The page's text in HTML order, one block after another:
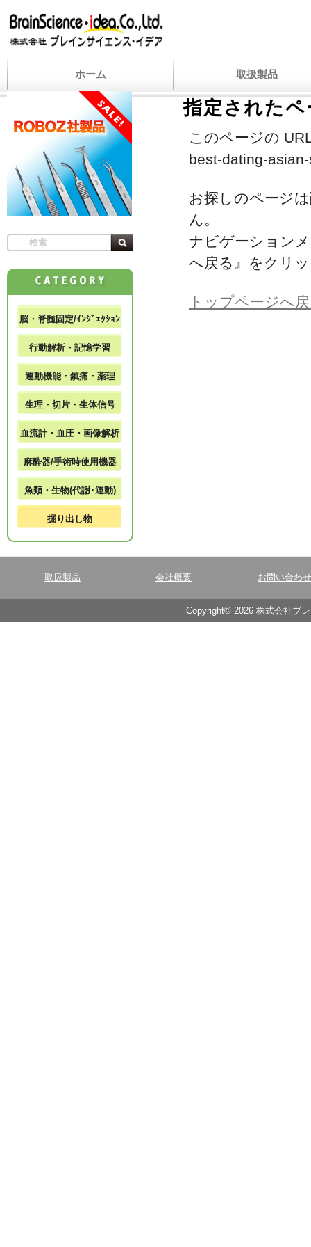
ホーム 取扱製品
指定された
このページの
best-dating-
お探しのページ
ん。
ナビゲーション
へ戻る』をクリ
トップページへ
脳・脊髄固定/ｲﾝｼﾞｪｸｼｮﾝ
行動解析・記憶学習
運動機能・鎮痛・薬理
生理・切片・生体信号
血流計・血圧・画像解析
麻酔器/手術時使用機器
魚類・生物(代謝･運動)
掘り出し物
取扱製品 会社概要 お問い合わせ
Copyright© 2026 株式会社ブ